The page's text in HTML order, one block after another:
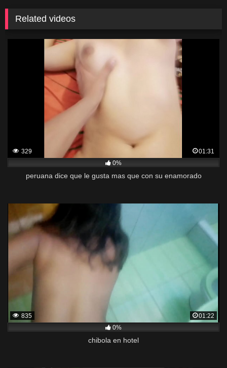
Related videos
329
01:31
0%
peruana dice que le gusta mas que con su enamorado
835
01:22
0%
chibola en hotel